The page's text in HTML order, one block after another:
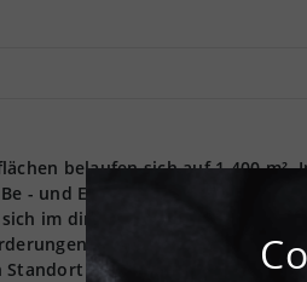
belaufen sich auf 1.400
- und Entladen werden zum
im direkten Einzugsgebiet
gerecht werden. Gute
für Ihre Logistikhalle